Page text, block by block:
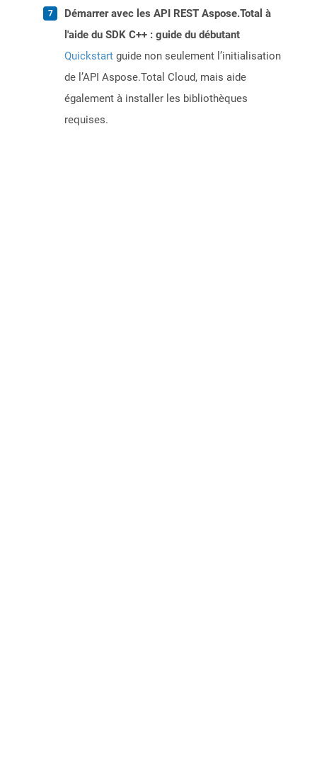
Démarrer avec les API REST Aspose.Total à
l'aide du SDK C++ : guide du débutant
Quickstart guide non seulement l’initialisation
de l’API Aspose.Total Cloud, mais aide
également à installer les bibliothèques
requises.